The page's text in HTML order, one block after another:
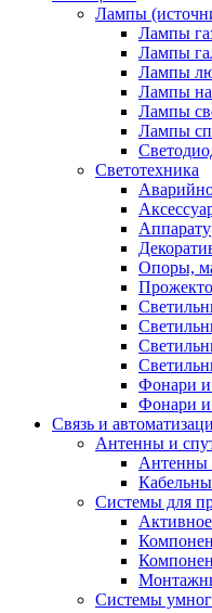
Лампы
Лампы
Лампы
Лампы
Лампы
Лампы
Лампы
Светотехника
Опоры,
Фонари и
Фонари и
Связь и
Антенны и
Антенны
Системы для
Системы